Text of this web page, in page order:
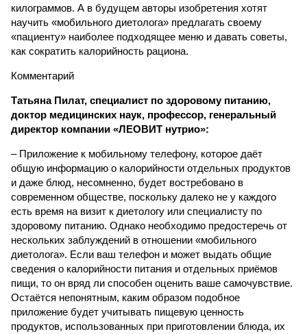
килограммов. А в будущем авторы изобретения хотят
научить «мобильного диетолога» предлагать своему
«пациенту» наиболее подходящее меню и давать советы,
как сократить калорийность рациона.
Комментарий
Татьяна Пилат, специалист по здоровому питанию,
доктор медицинских наук, профессор, генеральный
директор компании «ЛЕОВИТ нутрио»:
– Приложение к мобильному телефону, которое даёт
общую информацию о калорийности отдельных продуктов
и даже блюд, несомненно, будет востребовано в
современном обществе, поскольку далеко не у каждого
есть время на визит к диетологу или специалисту по
здоровому питанию. Однако необходимо предостеречь от
нескольких заблуждений в отношении «мобильного
диетолога». Если ваш телефон и может выдать общие
сведения о калорийности питания и отдельных приёмов
пищи, то он вряд ли способен оценить ваше самочувствие.
Остаётся непонятным, каким образом подобное
приложение будет учитывать пищевую ценность
продуктов, использованных при приготовлении блюда, их